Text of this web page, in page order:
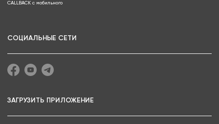
CALLBACK с мобильного
СОЦИАЛЬНЫЕ СЕТИ
ЗАГРУЗИТЬ ПРИЛОЖЕНИЕ